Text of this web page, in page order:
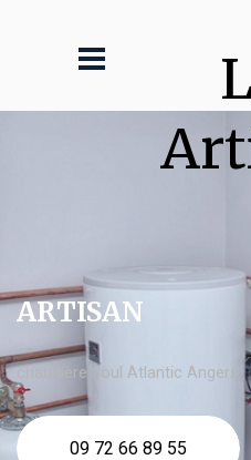
ARTISAN
chaudière fioul Atlantic Angers
09 72 66 89 55